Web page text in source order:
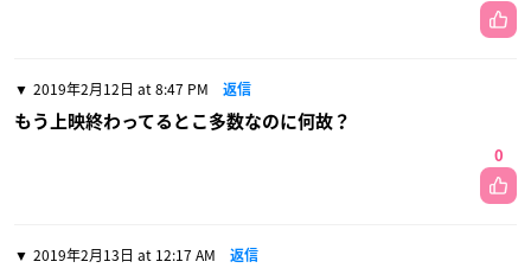
2019年2月12日 at 8:47 PM 返信
もう上映終わってるとこ多数なのに何故？
0
2019年2月13日 at 12:17 AM 返信